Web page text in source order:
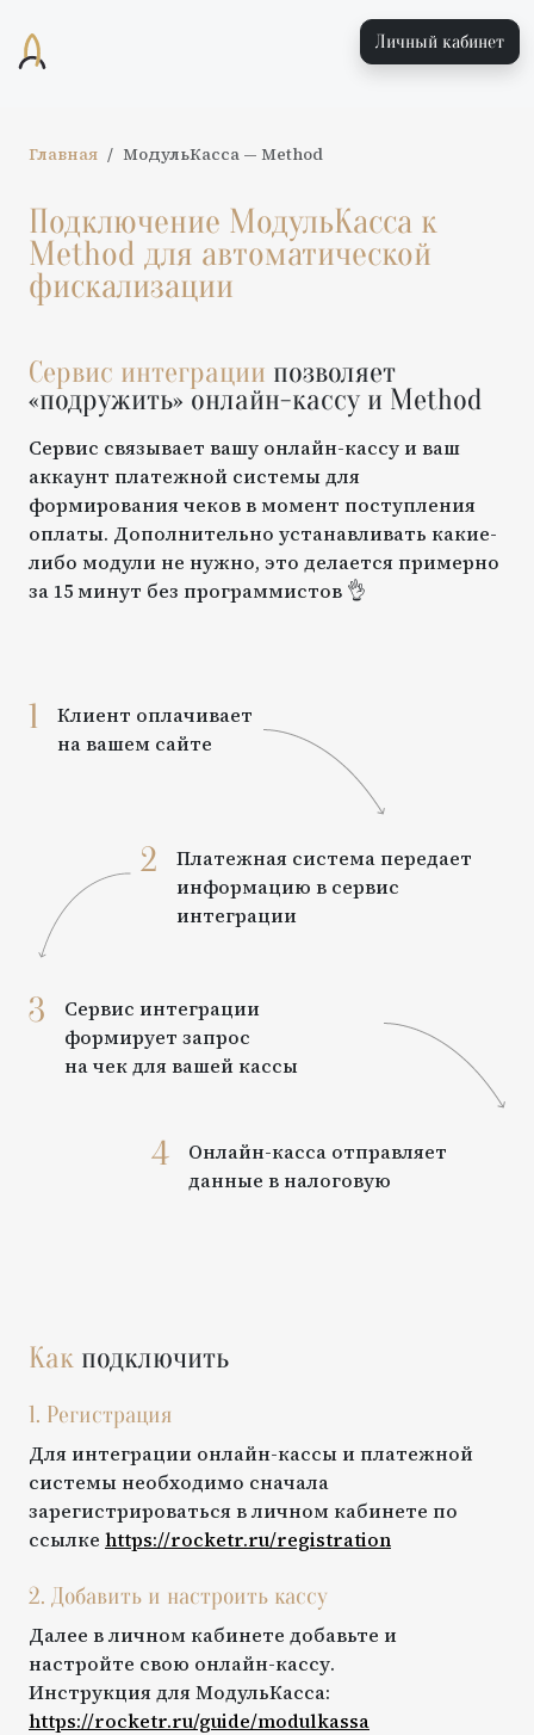
Личный кабинет
Главная МодульКасса — Method
Подключение МодульКасса к
Method для автоматической
фискализации
Сервис интеграции позволяет
«подружить» онлайн-кассу и Method
Сервис связывает вашу онлайн-кассу и ваш
аккаунт платежной системы для
формирования чеков в момент поступления
оплаты. Дополнительно устанавливать какие-
либо модули не нужно, это делается примерно
за 15 минут без программистов 👌
1
Клиент оплачивает
на вашем сайте
2
Платежная система передает
информацию в сервис
интеграции
3
Сервис интеграции
формирует запрос
на чек для вашей кассы
4
Онлайн-касса отправляет
данные в налоговую
Как подключить
1. Регистрация
Для интеграции онлайн-кассы и платежной
системы необходимо сначала
зарегистрироваться в личном кабинете по
ссылке https://rocketr.ru/registration
2. Добавить и настроить кассу
Далее в личном кабинете добавьте и
настройте свою онлайн-кассу.
Инструкция дляМодульКасса:
https://rocketr.ru/guide/modulkassa